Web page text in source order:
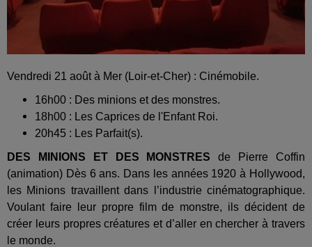
Vendredi 21 août à Mer (Loir-et-Cher) : Cinémobile.
16h00 : Des minions et des monstres.
18h00 : Les Caprices de l'Enfant Roi.
20h45 : Les Parfait(s).
DES MINIONS ET DES MONSTRESde Pierre Coffin
(animation) Dès 6 ans. Dans les années 1920 à Hollywood,
les Minions travaillent dans l’industrie cinématographique.
Voulant faire leur propre film de monstre, ils décident de
créer leurs propres créatures et d’aller en chercher à travers
le monde.